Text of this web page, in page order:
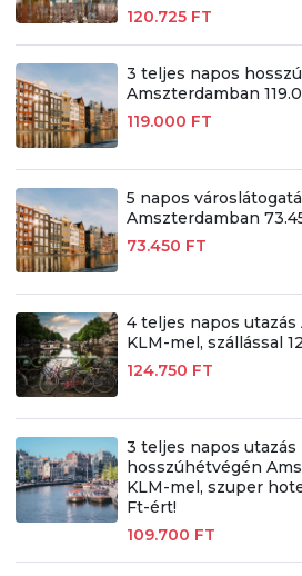
120.725 FT
3 teljes napos
Amszterdamban
119.000 FT
5 napos
Amszterdamban
73.450 FT
4 teljes napos utazás
KLM-mel, szállással
124.750 FT
3 teljes napos utazás
hosszúhétvégén
KLM-mel, szuper
Ft-ért!
109.700 FT